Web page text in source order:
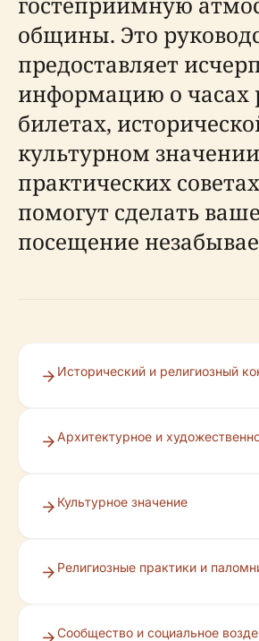
общины. Это
предоставляет
информацию о часах
билетах,
культурном
практических
помогут сделать ваше
посещение
Исторический и религиозный
Архитектурное и
Культурное значение
Религиозные практики и
Сообщество и социальное